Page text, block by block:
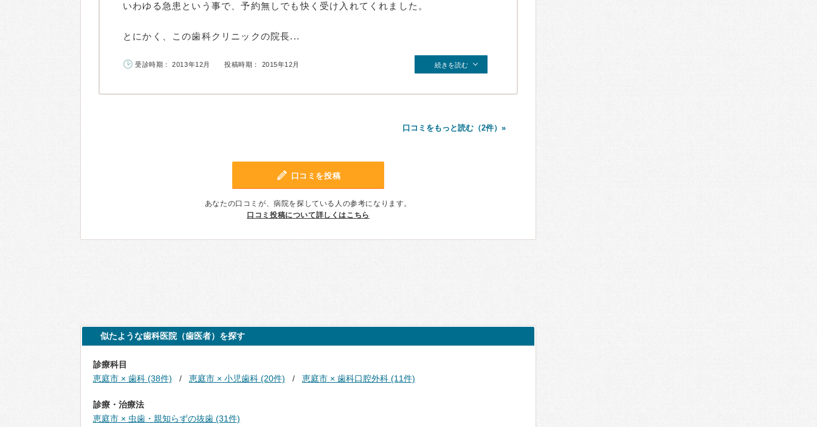
いわゆる急患という事で、予約無しでも快く受け入れてくれました。
とにかく、この歯科クリニックの院長...
受診時期： 2013年12月 投稿時期： 2015年12月 続きを読む
口コミをもっと読む（2件）»
口コミを投稿
あなたの口コミが、病院を探している人の参考になります。
口コミ投稿について詳しくはこちら
似たような歯科医院（歯医者）を探す
診療科目
恵庭市 × 歯科 (38件)
恵庭市 × 小児歯科 (20件) 恵庭市 × 歯科口腔外科 (11件)
診療・治療法
恵庭市 × 虫歯・親知らずの抜歯 (31件)